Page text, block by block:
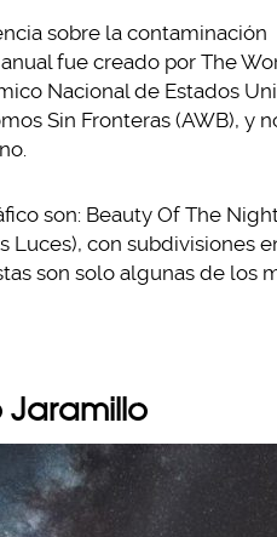
sobre la contaminación
fue creado por The
Nacional de Estados
Sin Fronteras (AWB), y
son: Beauty Of The
Luces), con subdivisiones
son solo algunas de los
Jaramillo